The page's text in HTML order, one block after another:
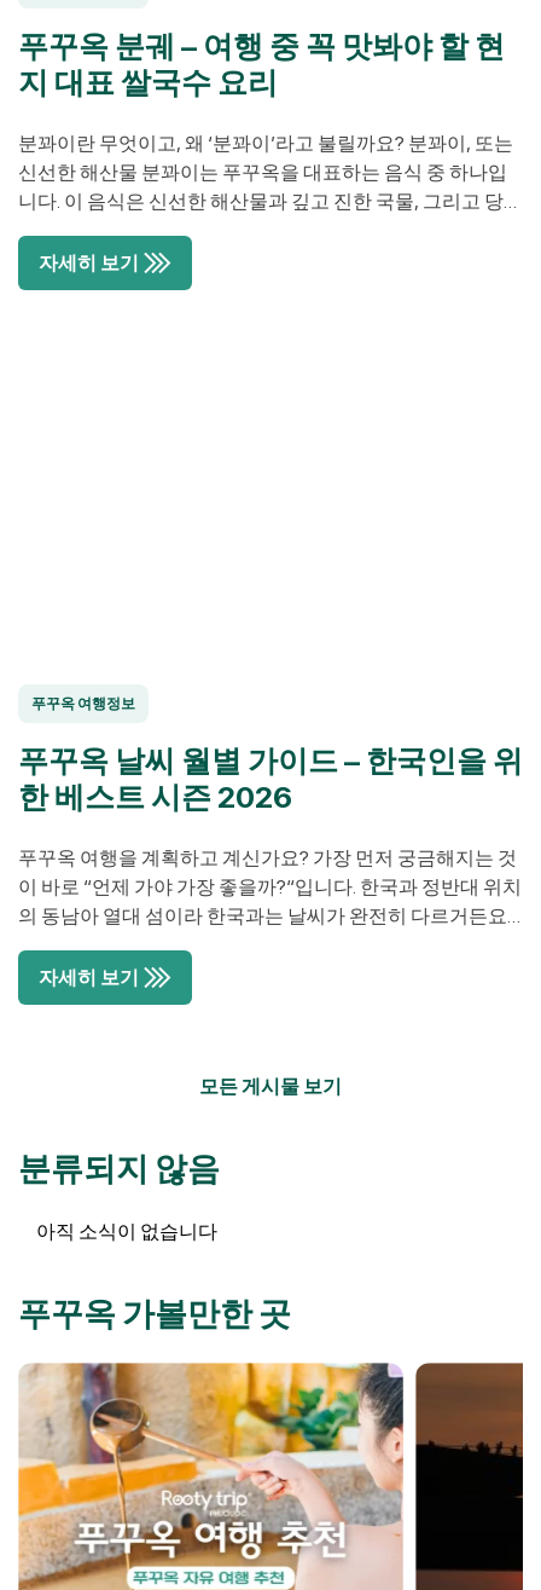
푸꾸옥 분궤 – 여행 중 꼭 맛봐야 할 현
지 대표 쌀국수 요리
분꽈이란 무엇이고, 왜 ‘분꽈이’라고 불릴까요? 분꽈이, 또는
신선한 해산물 분꽈이는 푸꾸옥을 대표하는 음식 중 하나입
니다. 이 음식은 신선한 해산물과 깊고 진한 국물, 그리고 당일
만든 쌀국수로 만들어집니다. ‘풀 토핑’ 분꽈이 한 그릇에는
생선 살, 새우어묵, 삶은 오징어, 청어, 심지어 소고기까지 포
함될 수 있습니다. 쌀국수 면은 하루에 만들어지며, 손님이 오
자세히 보기
푸꾸옥 여행정보
푸꾸옥 날씨 월별 가이드 – 한국인을 위
한 베스트 시즌 2026
푸꾸옥 여행을 계획하고 계신가요? 가장 먼저 궁금해지는 것
이 바로 “언제 가야 가장 좋을까?“입니다. 한국과 정반대 위치
의 동남아 열대 섬이라 한국과는 날씨가 완전히 다르거든요.
한국이 추운 겨울이면 푸꾸옥은 따뜻한 여름이고, 한국이 봄/
가을이면 푸꾸옥은 우기일 수 있어요. 특히 한국분들이 자주
찾는 시기인 설날, 봄 휴가, 여름 휴가, 추석 연휴, 겨울 휴가에
자세히 보기
모든 게시물 보기
분류되지 않음
아직 소식이 없습니다
푸꾸옥 가볼만한 곳